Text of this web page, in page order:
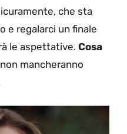
che sta
e regalarci un finale
le aspettative. Cosa
mancheranno